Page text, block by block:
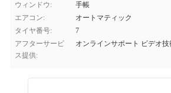
ウィンドウ:
手帳
エアコン:
オートマティック
タイヤ番号:
7
アフターサービ
ス提供:
オンラインサポート ビデオ技